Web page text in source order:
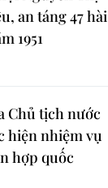
an táng 47 hài
1951
Chủ tịch nước
hiện nhiệm vụ
hợp quốc